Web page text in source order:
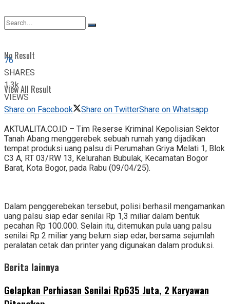
View All Result
No Result
View All Result
76
SHARES
1.3k
VIEWS
Share on Facebook
Share on TwitterShare on Whatsapp
AKTUALITA.CO.ID – Tim Reserse Kriminal Kepolisian Sektor
Tanah Abang menggerebek sebuah rumah yang dijadikan
tempat produksi uang palsu di Perumahan Griya Melati 1, Blok
C3 A, RT 03/RW 13, Kelurahan Bubulak, Kecamatan Bogor
Barat, Kota Bogor, pada Rabu (09/04/25).
Dalam penggerebekan tersebut, polisi berhasil mengamankan
uang palsu siap edar senilai Rp 1,3 miliar dalam bentuk
pecahan Rp 100.000. Selain itu, ditemukan pula uang palsu
senilai Rp 2 miliar yang belum siap edar, bersama sejumlah
peralatan cetak dan printer yang digunakan dalam produksi.
Berita lainnya
Gelapkan Perhiasan Senilai Rp635 Juta, 2 Karyawan